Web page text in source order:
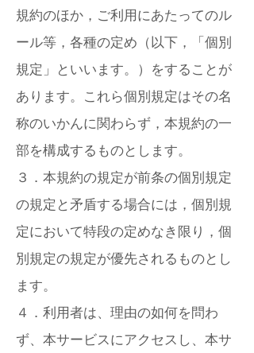
規約のほか，ご利用にあたってのル
ール等，各種の定め（以下，「個別
規定」といいます。）をすることが
あります。これら個別規定はその名
称のいかんに関わらず，本規約の一
部を構成するものとします。
３．本規約の規定が前条の個別規定
の規定と矛盾する場合には，個別規
定において特段の定めなき限り，個
別規定の規定が優先されるものとし
ます。
４．利用者は、理由の如何を問わ
ず、本サービスにアクセスし、本サ